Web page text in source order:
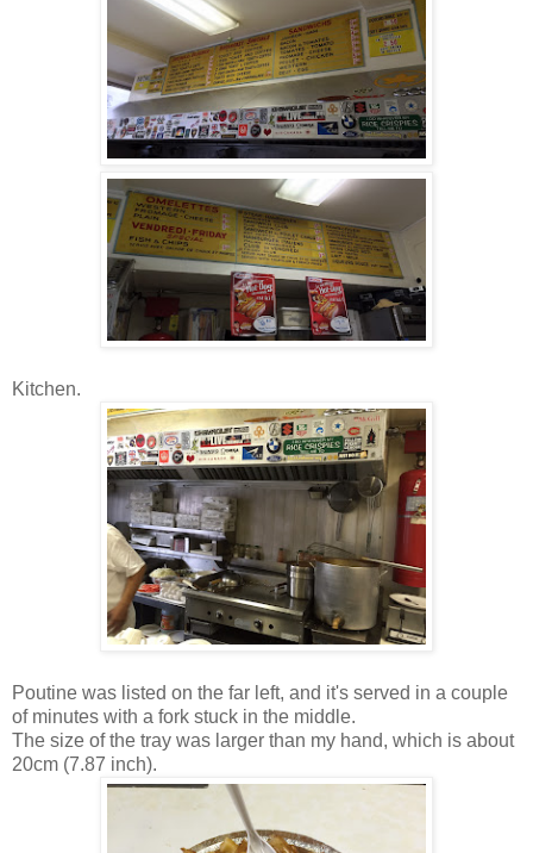
Kitchen.
Poutine was listed on the far left, and it's served in a couple
of minutes with a fork stuck in the middle.
The size of the tray was larger than my hand, which is about
20cm (7.87 inch).